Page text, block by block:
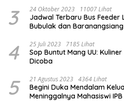
3 24 Oktober 2023 11007 Lihat
Jadwal Terbaru Bus Feeder
Bubulak dan Baranangsiang
4 25 Juli 2023 7185 Lihat
Sop Buntut Mang UU:
Dicoba
5 21 Agustus 2023 4364 Lihat
Begini Duka Mendalam
Meninggalnya Mahasiswi